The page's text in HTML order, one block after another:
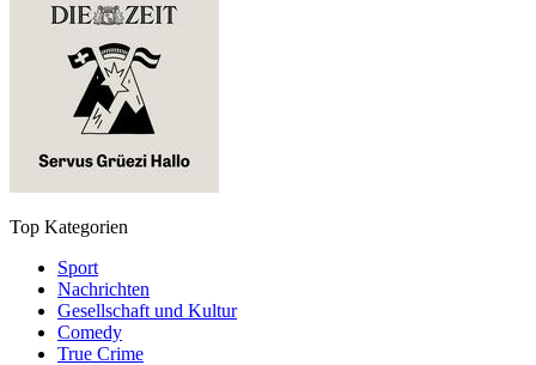
Top Kategorien
Sport
Nachrichten
Gesellschaft und Kultur
Comedy
True Crime